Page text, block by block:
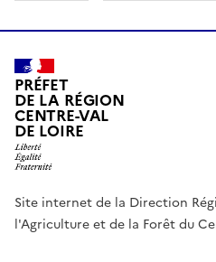
PRÉFET
DE LA RÉGION
CENTRE-VAL
DE LOIRE
Site internet de la Direction
l'Agriculture et de la Forêt du